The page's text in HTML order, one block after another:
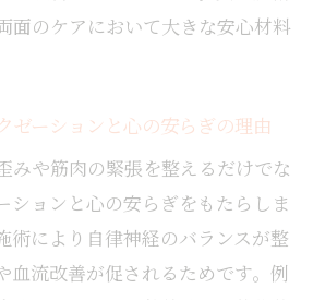
面のケアにおいて大きな安心材料
ゼーションと心の安らぎの理由
みや筋肉の緊張を整えるだけでな
ションと心の安らぎをもたらしま
術により自律神経のバランスが整
血流改善が促されるためです。例